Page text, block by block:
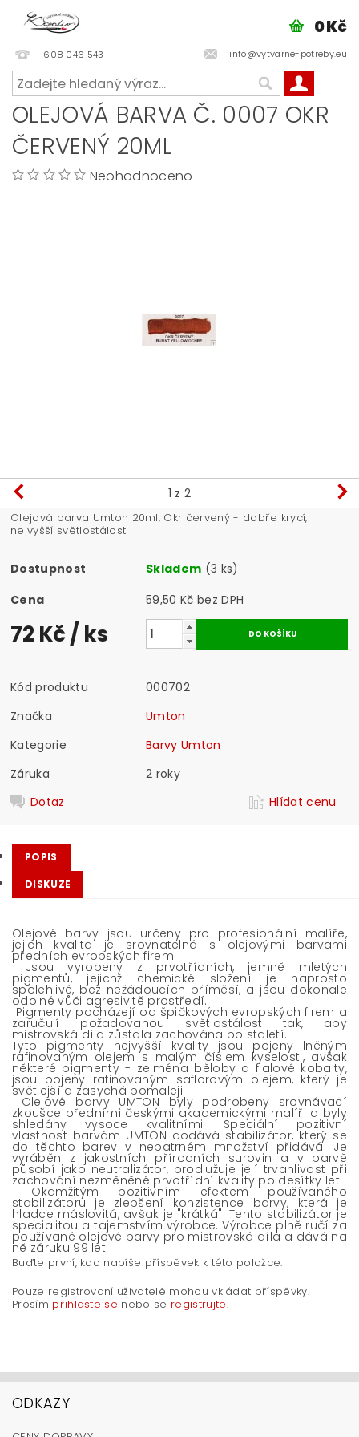
608 046 543 info@vytvarne-potreby.eu
0 Kč
OLEJOVÁ BARVA Č. 0007 OKR
ČERVENÝ 20ML
Neohodnoceno
1 z 2
Olejová barva Umton 20ml, Okr červený - dobře krycí,
nejvyšší světlostálost
Dostupnost Skladem (3 ks)
Cena
59,50 Kč bez DPH
72 Kč/ ks
Kód produktu
000702
Značka
Umton
Kategorie
Barvy Umton
Záruka
2 roky
Dotaz
Hlídat cenu
POPIS
DISKUZE
Olejové barvy jsou určeny pro profesionální malíře,
jejich kvalita je srovnatelná s olejovými barvami
předních evropských firem.
Jsou vyrobeny z prvotřídních, jemně mletých
pigmentů, jejichž chemické složení je naprosto
spolehlivé, bez nežádoucích příměsí, a jsou dokonale
odolné vůči agresivitě prostředí.
Pigmenty pocházejí od špičkových evropských firem a
zaručují požadovanou světlostálost tak, aby
mistrovská díla zůstala zachována po staletí.
Tyto pigmenty nejvyšší kvality jsou pojeny lněným
rafinovaným olejem s malým číslem kyselosti, avšak
některé pigmenty - zejména běloby a fialové kobalty,
jsou pojeny rafinovaným saflorovým olejem, který je
světlejší a zasychá pomaleji.
Olejové barvy UMTON byly podrobeny srovnávací
zkoušce předními českými akademickými malíři a byly
shledány vysoce kvalitními. Speciální pozitivní
vlastnost barvám UMTON dodává stabilizátor, který se
do těchto barev v nepatrném množství přidává. Je
vyráběn z jakostních přírodních surovin a v barvě
působí jako neutralizátor, prodlužuje její trvanlivost při
zachování nezměněné prvotřídní kvality po desítky let.
Okamžitým pozitivním efektem používaného
stabilizátoru je zlepšení konzistence barvy, která je
hladce máslovitá, avšak je "krátká". Tento stabilizátor je
specialitou a tajemstvím výrobce. Výrobce plně ručí za
používané olejové barvy pro mistrovská díla a dává na
ně záruku 99 let.
Buďte první, kdo napíše příspěvek k této položce.
Pouze registrovaní uživatelé mohou vkládat příspěvky.
Prosím přihlaste se nebo se registrujte.
ODKAZY